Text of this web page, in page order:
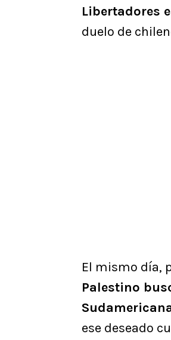
Libertadores
duelo de
El mismo día,
Palestino
ese deseado